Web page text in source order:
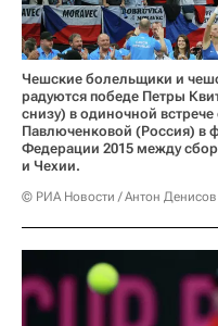
Чешские болельщики и
радуются победе Петры
снизу) в одиночной встрече
Павлюченковой (Россия) в
Федерации 2015 между
и Чехии.
© РИА Новости / Антон Денисов